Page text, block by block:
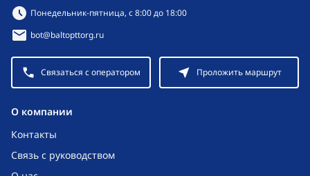
O компании
Контакты
Связь с руководством
Режим работы:
Понедельник-пятница, с 8:00 до 18:00
bot@baltopttorg.ru
Связаться с оператором Проложить маршрут